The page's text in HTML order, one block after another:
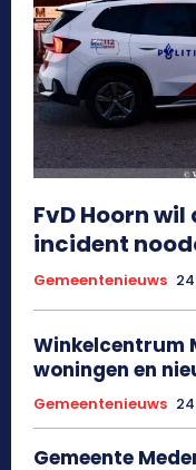
FvD Hoorn
incident
Gemeentenieuws
Winkelcentrum
woningen en
Gemeentenieuws
Gemeente